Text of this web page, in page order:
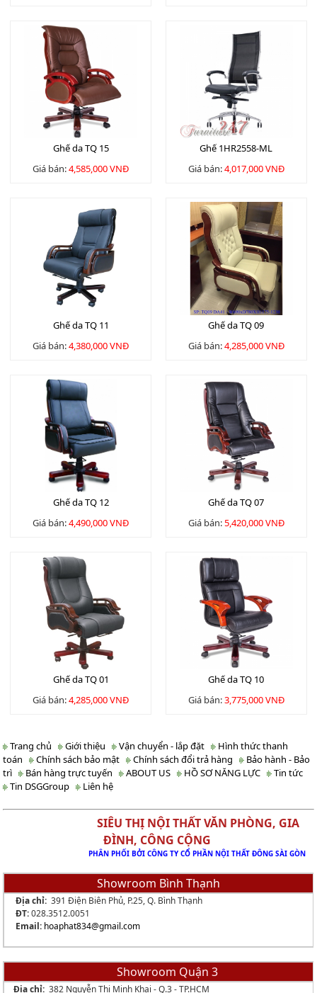
Ghế da TQ 15
Giá bán:4,585,000 VNĐ
Ghế 1HR2558-ML
Giá bán:4,017,000 VNĐ
Ghế da TQ 11
Giá bán:4,380,000 VNĐ
Ghế da TQ 09
Giá bán:4,285,000 VNĐ
Ghế da TQ 12
Giá bán:4,490,000 VNĐ
Ghế da TQ 07
Giá bán:5,420,000 VNĐ
Ghế da TQ 01
Giá bán:4,285,000 VNĐ
Ghế da TQ 10
Giá bán:3,775,000 VNĐ
Trang chủ Giới thiệu Vận chuyển - lắp đặt
Hình thức thanh
toán
Chính sách bảo mật Chính sách đổi trả hàng
Bảo hành - Bảo
trì
Bán hàng trực tuyến ABOUT US HỒ SƠ NĂNG LỰC
Tin tức
Tin DSGGroup
Liên hệ
SIÊU THỊ NỘI THẤT VĂN PHÒNG, GIA
ĐÌNH, CÔNG CỘNG
PHÂN PHỐI BỞI CÔNG TY CỔ PHẦN NỘI THẤT ĐÔNG SÀI GÒN
Showroom Bình Thạnh
Địa chỉ:391 Điện Biên Phủ, P.25, Q. Bình Thạnh
ĐT:028.3512.0051
Email: hoaphat834@gmail.com
Showroom Quận 3
Địa chỉ:382 Nguyễn Thị Minh Khai - Q.3 - TP.HCM